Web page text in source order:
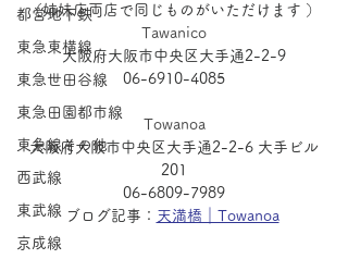
都営地下鉄
東急東横線
東急世田谷線
東急田園都市線
東急線その他
西武線
東武線
京成線
（姉妹店両店で同じものがいただけます ）
Tawanico
大阪府大阪市中央区大手通2-2-9
06-6910-4085
Towanoa
大阪府大阪市中央区大手通2-2-6 大手ビル
201
06-6809-7989
ブログ記事： 天満橋｜Towanoa